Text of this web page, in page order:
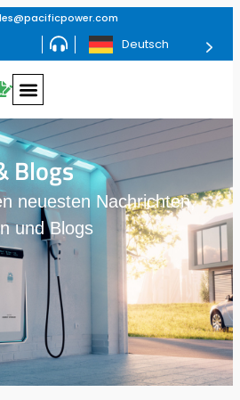
Deutsch
Blogs
neuesten Nachrichten,
und Blogs